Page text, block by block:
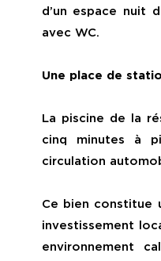
d’un espace nuit
avec WC.
Une place de
La piscine de la
cinq minutes à
circulation
Ce bien constitue
investissement
environnement